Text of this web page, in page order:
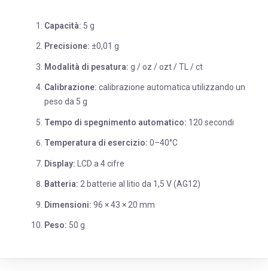
Capacità: 5 g
Precisione: ±0,01 g
Modalità di pesatura: g / oz / ozt / TL / ct
Calibrazione: calibrazione automatica utilizzando un
peso da 5 g
Tempo di spegnimento automatico: 120 secondi
Temperatura di esercizio: 0–40°C
Display: LCD a 4 cifre
Batteria: 2 batterie al litio da 1,5 V (AG12)
Dimensioni: 96 × 43 × 20 mm
Peso: 50 g